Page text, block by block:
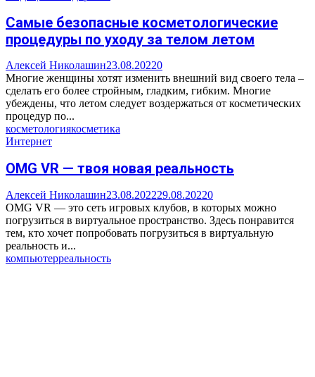
Самые безопасные косметологические
процедуры по уходу за телом летом
Алексей Николашин23.08.20220
Многие женщины хотят изменить внешний вид своего тела –
сделать его более стройным, гладким, гибким. Многие
убеждены, что летом следует воздержаться от косметических
процедур по...
косметологиякосметика
Интернет
OMG VR — твоя новая реальность
Алексей Николашин23.08.202229.08.20220
OMG VR — это сеть игровых клубов, в которых можно
погрузиться в виртуальное пространство. Здесь понравится
тем, кто хочет попробовать погрузиться в виртуальную
реальность и...
компьютерреальность